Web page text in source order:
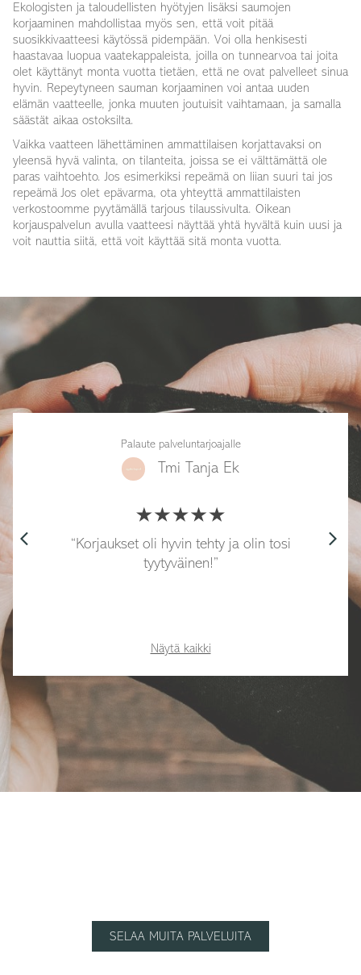
Ekologisten ja taloudellisten hyötyjen lisäksi saumojen
korjaaminen mahdollistaa myös sen, että voit pitää
suosikkivaatteesi käytössä pidempään. Voi olla henkisesti
haastavaa luopua vaatekappaleista, joilla on tunnearvoa tai joita
olet käyttänyt monta vuotta tietäen, että ne ovat palvelleet sinua
hyvin. Repeytyneen sauman korjaaminen voi antaa uuden
elämän vaatteelle, jonka muuten joutuisit vaihtamaan, ja samalla
säästät aikaa ostoksilta.
Vaikka vaatteen lähettäminen ammattilaisen korjattavaksi on
yleensä hyvä valinta, on tilanteita, joissa se ei välttämättä ole
paras vaihtoehto. Jos esimerkiksi repeämä on liian suuri tai jos
repeämä Jos olet epävarma, ota yhteyttä ammattilaisten
verkostoomme pyytämällä tarjous tilaussivulta. Oikean
korjauspalvelun avulla vaatteesi näyttää yhtä hyvältä kuin uusi ja
voit nauttia siitä, että voit käyttää sitä monta vuotta.
arrow_back_ios
Palaute palveluntarjoajalle
Tmi Tanja Ek
Korjaukset oli hyvin tehty ja olin tosi
tyytyväinen!
arrow_forward_ios
Näytä kaikki
SELAA MUITA PALVELUITA